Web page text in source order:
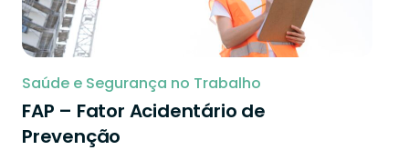
Saúde e Segurança no Trabalho
FAP – Fator Acidentário de
Prevenção